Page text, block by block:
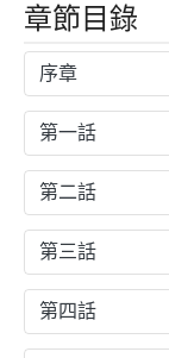
章節目錄
序章
第一話
第二話
第三話
第四話